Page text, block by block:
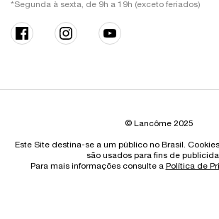
*Segunda à sexta, de 9h a 19h (exceto feriados)
© Lancôme 2025
Este Site destina-se a um público no Brasil.
são usados para fins de
Para mais informações consulte a Política de